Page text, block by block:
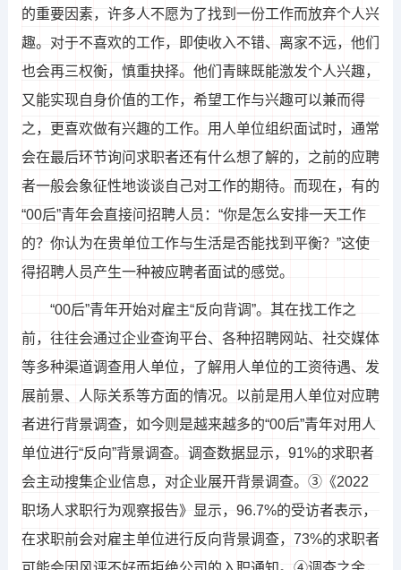
的重要因素，许多人不愿为了找到一份工作而放弃个人兴
趣。对于不喜欢的工作，即使收入不错、离家不远，他们
也会再三权衡，慎重抉择。他们青睐既能激发个人兴趣，
又能实现自身价值的工作，希望工作与兴趣可以兼而得
之，更喜欢做有兴趣的工作。用人单位组织面试时，通常
会在最后环节询问求职者还有什么想了解的，之前的应聘
者一般会象征性地谈谈自己对工作的期待。而现在，有的
“00后”青年会直接问招聘人员：“你是怎么安排一天工作
的？你认为在贵单位工作与生活是否能找到平衡？”这使
得招聘人员产生一种被应聘者面试的感觉。
“00后”青年开始对雇主“反向背调”。其在找工作之
前，往往会通过企业查询平台、各种招聘网站、社交媒体
等多种渠道调查用人单位，了解用人单位的工资待遇、发
展前景、人际关系等方面的情况。以前是用人单位对应聘
者进行背景调查，如今则是越来越多的“00后”青年对用人
单位进行“反向”背景调查。调查数据显示，91%的求职者
会主动搜集企业信息，对企业展开背景调查。③《2022
职场人求职行为观察报告》显示，96.7%的受访者表示，
在求职前会对雇主单位进行反向背景调查，73%的求职者